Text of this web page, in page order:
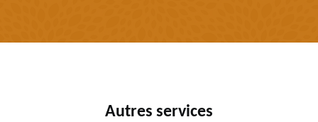
Autres services